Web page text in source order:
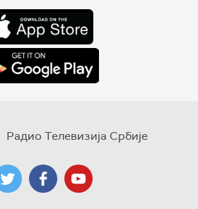
Радио Телевизија Србије